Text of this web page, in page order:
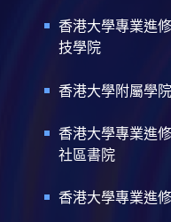
香港大學專業進
技學院
香港大學附屬學院
香港大學專業進
社區書院
香港大學專業進